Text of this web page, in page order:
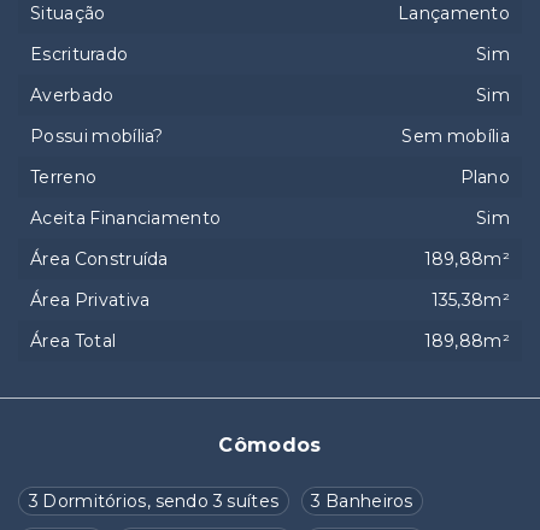
Cômodos
3 Dormitórios, sendo 3 suítes
3 Banheiros
Situação
Lançamento
Escriturado
Sim
Averbado
Sim
Possui mobília?
Sem mobília
Terreno
Plano
Aceita Financiamento
Sim
Área Construída
189,88m²
Área Privativa
135,38m²
Área Total
189,88m²